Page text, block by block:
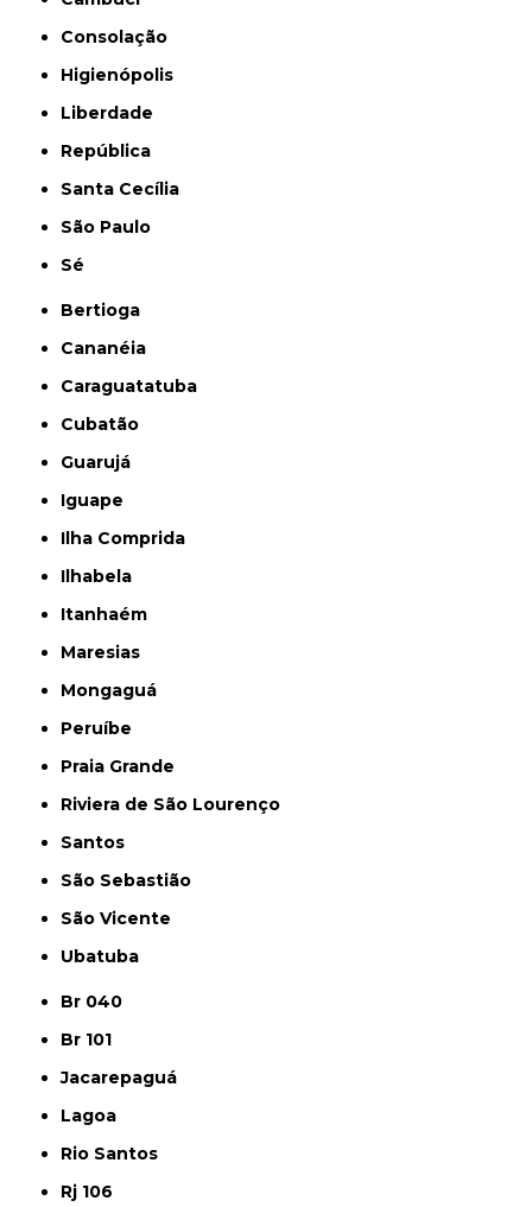
Consolação
Higienópolis
Liberdade
República
Santa Cecília
São Paulo
Sé
Bertioga
Cananéia
Caraguatatuba
Cubatão
Guarujá
Iguape
Ilha Comprida
Ilhabela
Itanhaém
Maresias
Mongaguá
Peruíbe
Praia Grande
Riviera de São Lourenço
Santos
São Sebastião
São Vicente
Ubatuba
Br 040
Br 101
Jacarepaguá
Lagoa
Rio Santos
Rj 106